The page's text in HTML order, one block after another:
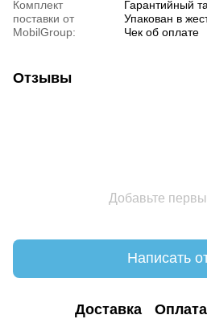
Комплект
поставки от
MobilGroup:
Гарантийный
Упакован в
Чек об оплате
Отзывы
Добавьте
Написать
Доставка Оплата